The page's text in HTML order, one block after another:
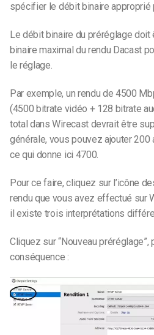
spécifier le débit binaire approprié
Le débit binaire du préréglage
binaire maximal du rendu Dacast
le réglage.
Par exemple, un rendu de 4500
(4500 bitrate vidéo + 128 bitrate
total dans Wirecast devrait être
générale, vous pouvez ajouter 200
ce qui donne ici 4700.
Pour ce faire, cliquez sur l’icône
rendu que vous avez effectué sur
il existe trois interprétations
Cliquez sur “Nouveau
conséquence :